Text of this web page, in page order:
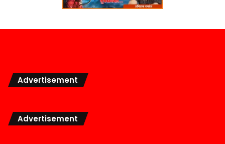
Advertisement
Advertisement